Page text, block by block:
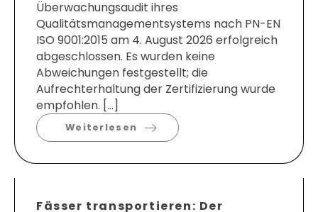
Überwachungsaudit ihres
Qualitätsmanagementsystems nach PN-EN
ISO 9001:2015 am 4. August 2026 erfolgreich
abgeschlossen. Es wurden keine
Abweichungen festgestellt; die
Aufrechterhaltung der Zertifizierung wurde
empfohlen. […]
Weiterlesen
Fässer transportieren: Der